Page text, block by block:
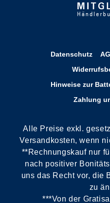
Datenschutz
Hinweise zur
Zahlung
Alle Preise exkl.
Versandkosten, wenn
**Rechnungskauf nur
nach positiver
uns das Recht vor, die
zu
***Von der